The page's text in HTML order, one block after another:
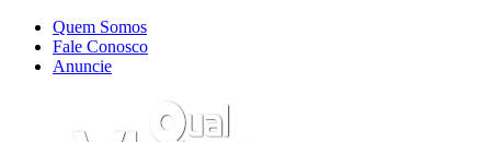
Quem Somos
Fale Conosco
Anuncie